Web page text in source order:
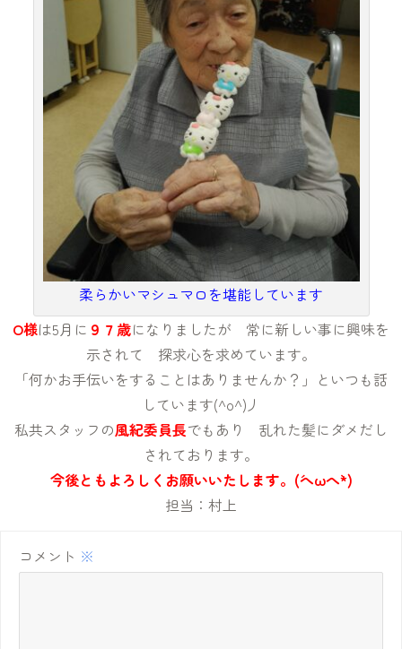
柔らかいマシュマロを堪能しています
O様は5月に ９７歳になりましたが 常に新しい事に興味を
示されて 探求心を求めています。
「何かお手伝いをすることはありませんか？」といつも話
しています(^o^)丿
私共スタッフの風紀委員長でもあり 乱れた髪にダメだし
されております。
今後ともよろしくお願いいたします。(´へωへ`*)
担当：村上
コメント ※